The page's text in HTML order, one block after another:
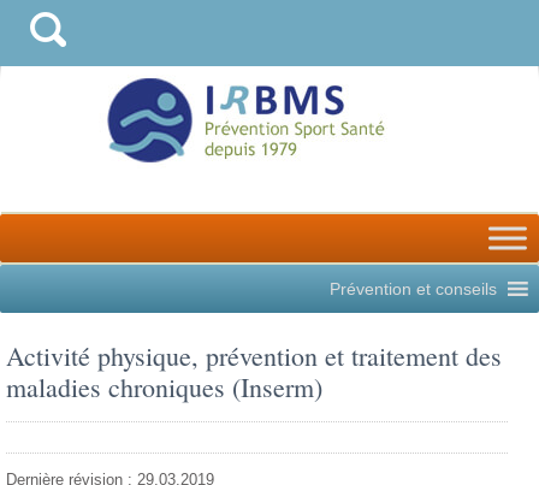
Prévention et conseils
Activité physique, prévention et traitement des
maladies chroniques (Inserm)
Dernière révision : 29.03.2019